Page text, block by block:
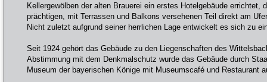
Kellergewölben der alten Brauerei ein erstes Hotelgebäude errichtet,
prächtigen, mit Terrassen und Balkons versehenen Teil direkt am
Nicht zuletzt aufgrund seiner herrlichen Lage entwickelt es sich zu
Seit 1924 gehört das Gebäude zu den Liegenschaften des
Abstimmung mit dem Denkmalschutz wurde das Gebäude durch
Museum der bayerischen Könige mit Museumscafé und Restaurant